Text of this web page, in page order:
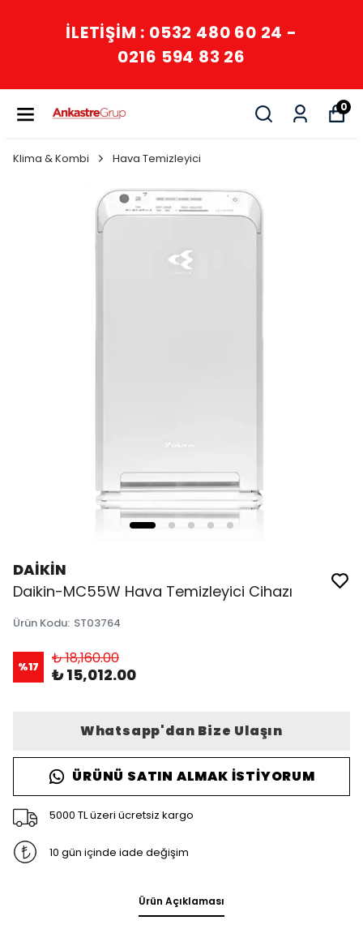
İLETİŞİM : 0532 480 60 24 -
0216 594 83 26
0
Klima & Kombi Hava Temizleyici
DAİKİN
Daikin-MC55W Hava Temizleyici Cihazı
Ürün Kodu: ST03764
%17 ₺ 18,160.00
₺ 15,012.00
Whatsapp'dan Bize Ulaşın
ÜRÜNÜ SATIN ALMAK İSTIYORUM
5000 TL üzeri ücretsiz kargo
10 gün içinde iade değişim
Ürün Açıklaması